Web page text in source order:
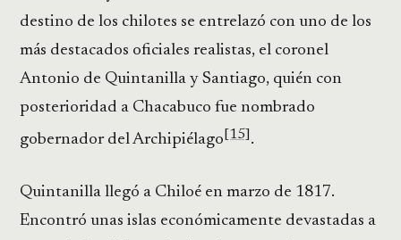
destino de los chilotes se entrelazó con uno de los
más destacados oficiales realistas, el coronel
Antonio de Quintanilla y Santiago, quién con
posterioridad a Chacabuco fue nombrado
gobernador del Archipiélago [15] .
Quintanilla llegó a Chiloé en marzo de 1817.
Encontró unas islas económicamente devastadas a